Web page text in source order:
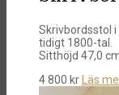
Skrivbordsstol
tidigt 1800-tal.
Sitthöjd 47,0
4 800 krLäs